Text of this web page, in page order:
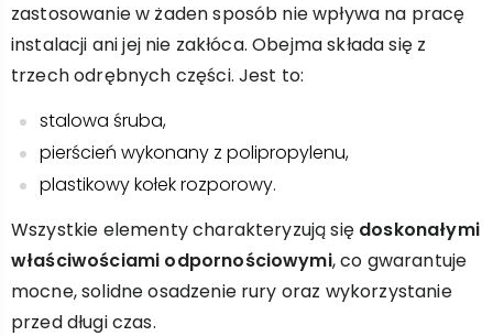
zastosowanie w żaden sposób nie wpływa na pracę
instalacji ani jej nie zakłóca. Obejma składa się z
trzech odrębnych części. Jest to:
stalowa śruba,
pierścień wykonany z polipropylenu,
plastikowy kołek rozporowy.
Wszystkie elementy charakteryzują się doskonałymi
właściwościami odpornościowymi, co gwarantuje
mocne, solidne osadzenie rury oraz wykorzystanie
przed długi czas.